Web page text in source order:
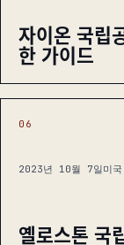
자이온 국립
한 가이드
06
2023년 10월 7일미
옐로스톤 국